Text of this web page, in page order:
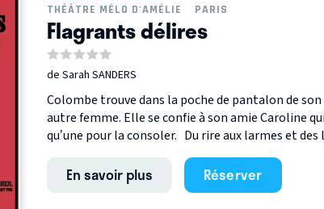
THÉÂTRE MÉLO D'AMÉLIE
PARIS
Flagrants délires
de Sarah SANDERS
Colombe trouve dans la poche de pantalon de
autre femme. Elle se confie à son amie Caroline
qu’une pour la consoler. Du rire aux larmes et des
En savoir plus Réserver